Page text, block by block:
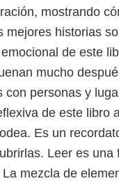
mostrando
mejores historias
de este
mucho
personas y
de este libro
Es un
Leer es
mezcla de